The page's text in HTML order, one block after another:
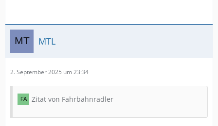
MTL
2. September 2025 um 23:34
Zitat von Fahrbahnradler